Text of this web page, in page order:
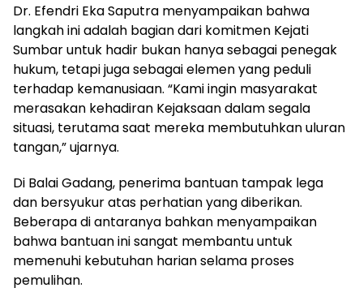
Dr. Efendri Eka Saputra menyampaikan bahwa
langkah ini adalah bagian dari komitmen Kejati
Sumbar untuk hadir bukan hanya sebagai penegak
hukum, tetapi juga sebagai elemen yang peduli
terhadap kemanusiaan. “Kami ingin masyarakat
merasakan kehadiran Kejaksaan dalam segala
situasi, terutama saat mereka membutuhkan uluran
tangan,” ujarnya.
Di Balai Gadang, penerima bantuan tampak lega
dan bersyukur atas perhatian yang diberikan.
Beberapa di antaranya bahkan menyampaikan
bahwa bantuan ini sangat membantu untuk
memenuhi kebutuhan harian selama proses
pemulihan.